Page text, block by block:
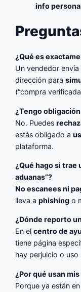
info
¿Qué es
Un vendedor
dirección para
(“compra
¿Tengo
No. Puedes
estás obligado a
plataforma.
¿Qué hago si trae
aduanas”?
No escanees ni
lleva aphishing o
¿Dónde reporto
En elcentro de
tiene página
hay perjuicio o
¿Por qué usan
Porque ya están